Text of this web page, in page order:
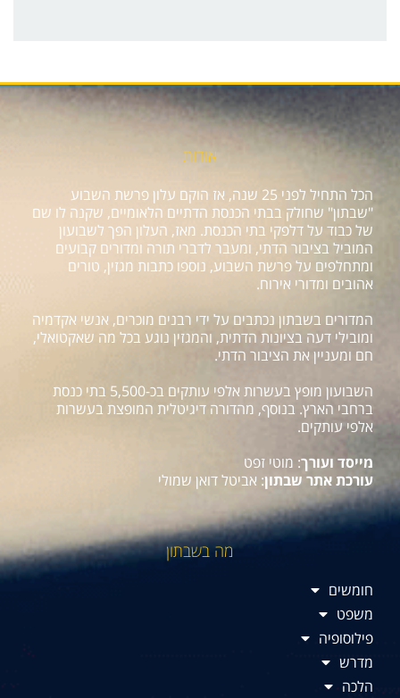
אודות
הכל התחיל לפני 25 שנה, אז הוקם עלון פרשת השבוע
"שבתון" שחולק בבתי הכנסת הדתיים הלאומיים, שקנה לו שם
של כבוד על דלפקי בתי הכנסת. מאז, העלון הפך לשבועון
המוביל בציבור הדתי, ומעבר לדברי תורה ומדורים קבועים
ומתחלפים על פרשת השבוע, נוספו כתבות מגזין, טורים
אהובים ומדורי אירוח.
המדורים בשבתון נכתבים על ידי רבנים מוכרים, אנשי אקדמיה
ומובילי דעה בציונות הדתית, והמגזין נוגע בכל מה שאקטואלי,
חם ומעניין את הציבור הדתי.
השבועון מופץ בעשרות אלפי עותקים בכ-5,500 בתי כנסת
ברחבי הארץ. בנוסף, מהדורה דיגיטלית המופצת בעשרות
אלפי עותקים.
מייסד ועורך: מוטי זפט
עורכת אתר שבתון: אביטל דואן שמולי
מה בשבתון
חומשים
משפט
פילוסופיה
מדרש
הלכה